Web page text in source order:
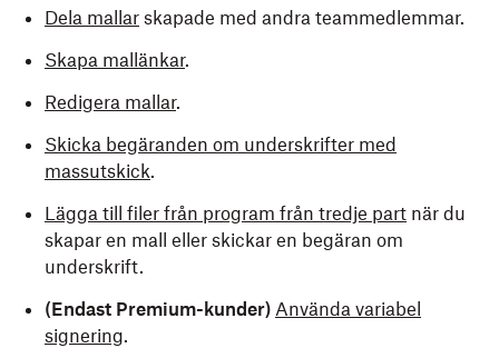
Dela mallar skapade med andra teammedlemmar.
Skapa mallänkar.
Redigera mallar.
Skicka begäranden om underskrifter med
massutskick.
Lägga till filer från program från tredje part när du
skapar en mall eller skickar en begäran om
underskrift.
(Endast Premium-kunder) Använda variabel
signering.